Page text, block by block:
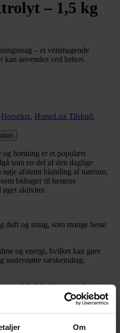
Om
– 1,5 kg
– et velsmagende
kan anvendes ved behov.
Horselux, HorseLux Tilskud,
og honning er et populært
som en del af den daglige
afstemt blanding af natrium,
bidrager til hestens
øget aktivitet.
duft og smag, som mange heste
og energi, hvilket kan gøre
understøtte væskeindtag.
en del af fodringen under
med øget aktivitet. Smagen af
til heste, der ikke bruges sig om
til friskt drikkevand.